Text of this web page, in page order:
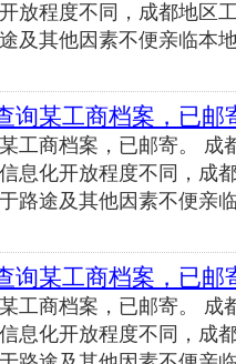
放程度不同，成都地区
及其他因素不便亲临本
询某工商档案，已
工商档案，已邮寄。 成
息化开放程度不同，成
路途及其他因素不便亲
询某工商档案，已
工商档案，已邮寄。 成
息化开放程度不同，成